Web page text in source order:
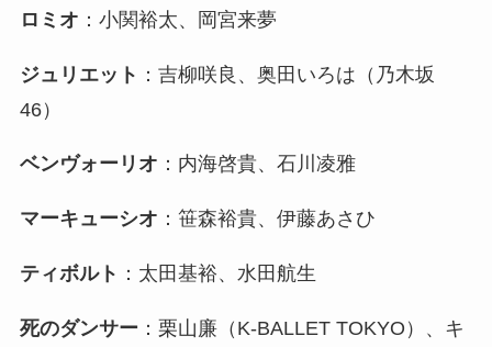
ロミオ ：小関裕太、岡宮来夢
ジュリエット ：吉柳咲良、奥田いろは（乃木坂
46）
ベンヴォーリオ ：内海啓貴、石川凌雅
マーキューシオ ：笹森裕貴、伊藤あさひ
ティボルト ：太田基裕、水田航生
死のダンサー ：栗山廉（K-BALLET TOKYO）、キ